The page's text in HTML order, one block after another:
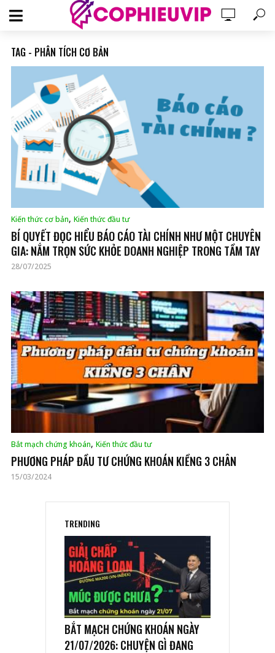
TAG - PHÂN TÍCH CƠ BẢN
Kiến thức cơ bản, Kiến thức đầu tư
BÍ QUYẾT ĐỌC HIỂU BÁO CÁO TÀI CHÍNH NHƯ MỘT CHUYÊN
GIA: NẮM TRỌN SỨC KHỎE DOANH NGHIỆP TRONG TẦM TAY
28/07/2025
Bắt mạch chứng khoán, Kiến thức đầu tư
PHƯƠNG PHÁP ĐẦU TƯ CHỨNG KHOÁN KIỀNG 3 CHÂN
15/03/2024
TRENDING
BẮT MẠCH CHỨNG KHOÁN NGÀY
21/07/2026: CHUYỆN GÌ ĐANG